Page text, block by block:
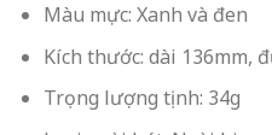
Màu mực: Xanh và đen
Kích thước: dài 136mm,
Trọng lượng tịnh: 34g